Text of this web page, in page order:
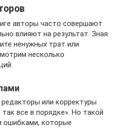
авторы часто совершают
влияют на результат. Зная
ненужных трат или
несколько
или корректуры
все в порядке». Но такой
ошибками, которые